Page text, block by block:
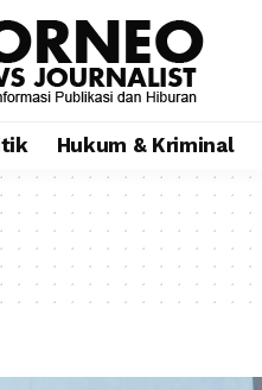
Hukum & Kriminal